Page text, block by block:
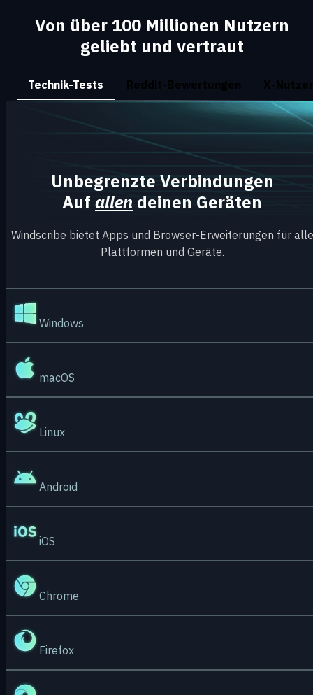
Von über 100 Millionen Nutzern
geliebt und vertraut
Technik-Tests Reddit-Bewertungen X-Nutzer
Unbegrenzte Verbindungen
Auf allen deinen Geräten
Windscribe bietet Apps und Browser-Erweiterungen für alle
Plattformen und Geräte.
Windows
macOS
Linux
Android
iOS
Chrome
Firefox